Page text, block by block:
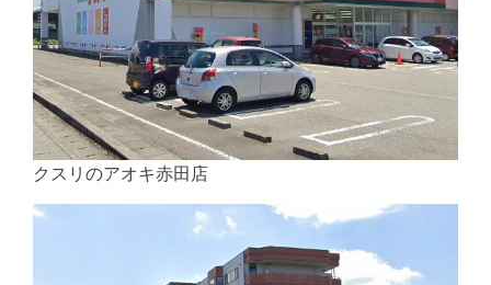
クスリのアオキ赤田店